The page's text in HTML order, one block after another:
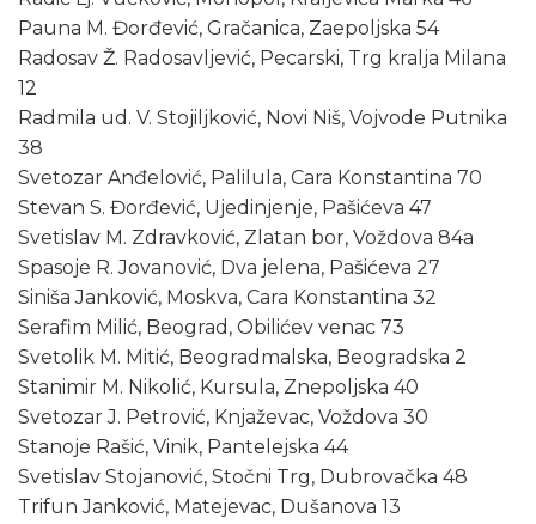
Pauna M. Đorđević, Gračanica, Zaepoljska 54
Radosav Ž. Radosavljević, Pecarski, Trg kralja Milana
12
Radmila ud. V. Stojiljković, Novi Niš, Vojvode Putnika
38
Svetozar Anđelović, Palilula, Cara Konstantina 70
Stevan S. Đorđević, Ujedinjenje, Pašićeva 47
Svetislav M. Zdravković, Zlatan bor, Voždova 84a
Spasoje R. Jovanović, Dva jelena, Pašićeva 27
Siniša Janković, Moskva, Cara Konstantina 32
Serafim Milić, Beograd, Obilićev venac 73
Svetolik M. Mitić, Beogradmalska, Beogradska 2
Stanimir M. Nikolić, Kursula, Znepoljska 40
Svetozar J. Petrović, Knjaževac, Voždova 30
Stanoje Rašić, Vinik, Pantelejska 44
Svetislav Stojanović, Stočni Trg, Dubrovačka 48
Trifun Janković, Matejevac, Dušanova 13